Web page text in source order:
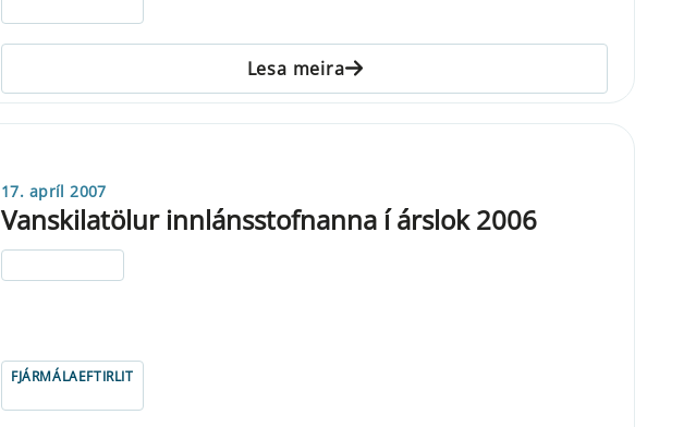
Lesa meira
17. apríl 2007
Vanskilatölur innlánsstofnanna í árslok 2006
FJÁRMÁLAEFTIRLIT